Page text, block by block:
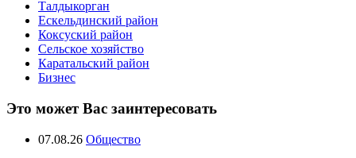
Талдыкорган
Ескельдинский район
Коксуский район
Сельское хозяйство
Каратальский район
Бизнес
Это может Вас заинтересовать
07.08.26 Общество